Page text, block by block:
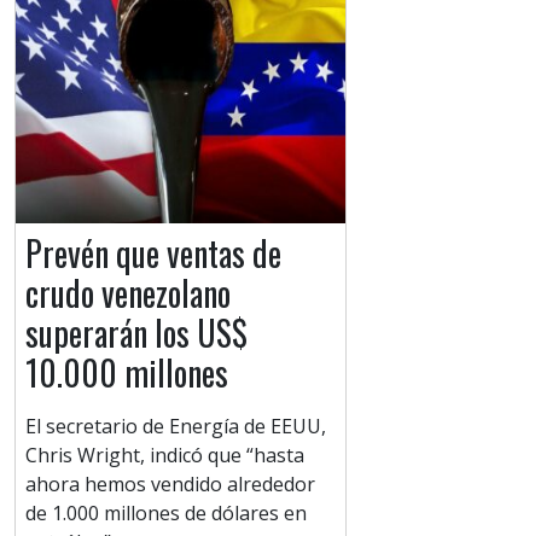
Prevén que ventas de
crudo venezolano
superarán los US$
10.000 millones
El secretario de Energía de EEUU,
Chris Wright, indicó que “hasta
ahora hemos vendido alrededor
de 1.000 millones de dólares en